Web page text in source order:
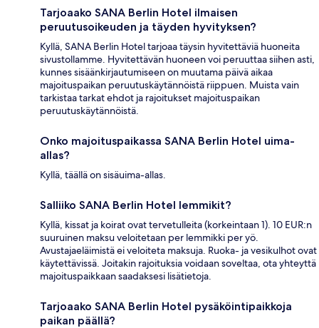
Tarjoaako SANA Berlin Hotel ilmaisen
peruutusoikeuden ja täyden hyvityksen?
Kyllä, SANA Berlin Hotel tarjoaa täysin hyvitettäviä huoneita
sivustollamme. Hyvitettävän huoneen voi peruuttaa siihen asti,
kunnes sisäänkirjautumiseen on muutama päivä aikaa
majoituspaikan peruutuskäytännöistä riippuen. Muista vain
tarkistaa tarkat ehdot ja rajoitukset majoituspaikan
peruutuskäytännöistä.
Onko majoituspaikassa SANA Berlin Hotel uima-
allas?
Kyllä, täällä on sisäuima-allas.
Salliiko SANA Berlin Hotel lemmikit?
Kyllä, kissat ja koirat ovat tervetulleita (korkeintaan 1). 10 EUR:n
suuruinen maksu veloitetaan per lemmikki per yö.
Avustajaeläimistä ei veloiteta maksuja. Ruoka- ja vesikulhot ovat
käytettävissä. Joitakin rajoituksia voidaan soveltaa, ota yhteyttä
majoituspaikkaan saadaksesi lisätietoja.
Tarjoaako SANA Berlin Hotel pysäköintipaikkoja
paikan päällä?